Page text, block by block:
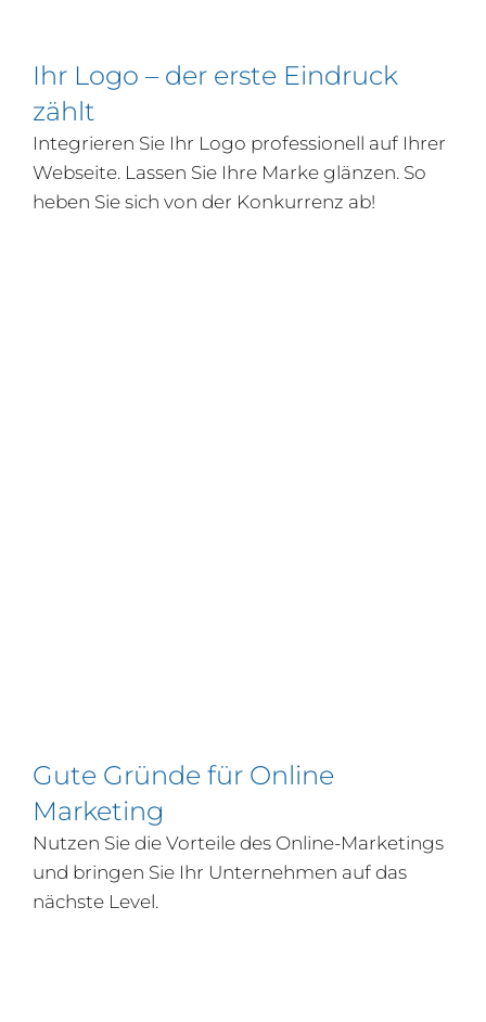
Ihr Logo – der erste Eindruck
zählt
Integrieren Sie Ihr Logo professionell auf Ihrer
Webseite. Lassen Sie Ihre Marke glänzen. So
heben Sie sich von der Konkurrenz ab!
Gute Gründe für Online
Marketing
Nutzen Sie die Vorteile des Online-Marketings
und bringen Sie Ihr Unternehmen auf das
nächste Level.